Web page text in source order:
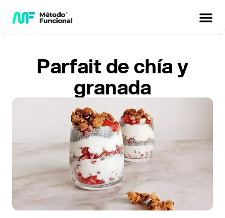
Parfait de chía y
granada